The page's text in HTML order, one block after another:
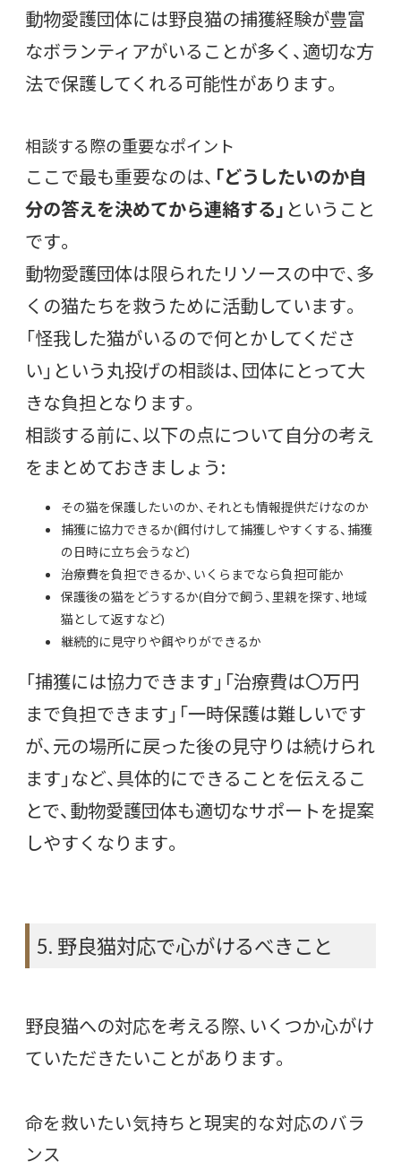
動物愛護団体には野良猫の捕獲経験が豊富
なボランティアがいることが多く、適切な方
法で保護してくれる可能性があります。
相談する際の重要なポイント
ここで最も重要なのは、 「どうしたいのか自
分の答えを決めてから連絡する」 ということ
です。
動物愛護団体は限られたリソースの中で、多
くの猫たちを救うために活動しています。
「怪我した猫がいるので何とかしてくださ
い」という丸投げの相談は、団体にとって大
きな負担となります。
相談する前に、以下の点について自分の考え
をまとめておきましょう:
その猫を保護したいのか、それとも情報提供だけなのか
捕獲に協力できるか(餌付けして捕獲しやすくする、捕獲
の日時に立ち会うなど)
治療費を負担できるか、いくらまでなら負担可能か
保護後の猫をどうするか(自分で飼う、里親を探す、地域
猫として返すなど)
継続的に見守りや餌やりができるか
「捕獲には協力できます」「治療費は〇万円
まで負担できます」「一時保護は難しいです
が、元の場所に戻った後の見守りは続けられ
ます」など、具体的にできることを伝えるこ
とで、動物愛護団体も適切なサポートを提案
しやすくなります。
5. 野良猫対応で心がけるべきこと
野良猫への対応を考える際、いくつか心がけ
ていただきたいことがあります。
命を救いたい気持ちと現実的な対応のバラ
ンス